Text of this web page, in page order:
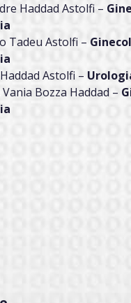
Haddad Astolfi –
Tadeu Astolfi –
Astolfi –
Vania Bozza Haddad –